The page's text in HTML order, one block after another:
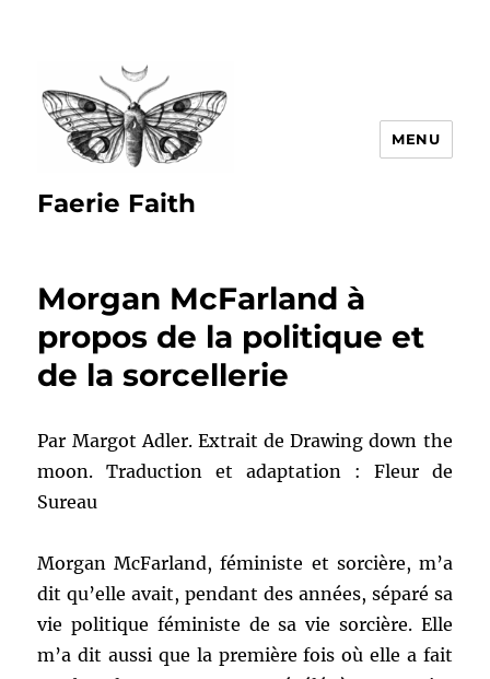
Faerie Faith
MENU
Morgan McFarland à
propos de la politique et
de la sorcellerie
Par Margot Adler. Extrait de Drawing down the
moon. Traduction et adaptation : Fleur de
Sureau
Morgan McFarland, féministe et sorcière, m’a
dit qu’elle avait, pendant des années, séparé sa
vie politique féministe de sa vie sorcière. Elle
m’a dit aussi que la première fois où elle a fait